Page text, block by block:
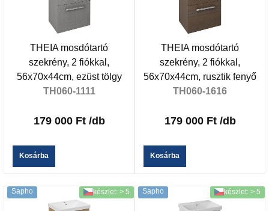
THEIA mosdótartó
szekrény, 2 fiókkal,
56x70x44cm, ezüst tölgy
TH060-1111
179 000 Ft /db
Kosárba
THEIA mosdótartó
szekrény, 2 fiókkal,
56x70x44cm, rusztik fenyő
TH060-1616
179 000 Ft /db
Kosárba
Sapho készlet: > 5 Sapho készlet: > 5